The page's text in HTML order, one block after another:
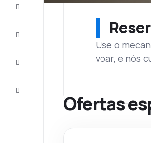
Use o
voar, e nós
Ofertas